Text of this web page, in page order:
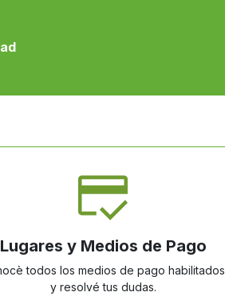
Lugares y Medios de Pago
todos los medios de pago habilitados
y resolvé tus dudas.